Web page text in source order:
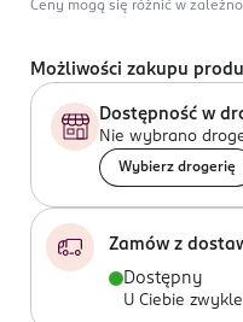
Ceny mogą się różnić w
Możliwości zakupu
Dostępność w
Nie wybrano
Wybierz drogerię
Zamów z
Dostępny
U Ciebie